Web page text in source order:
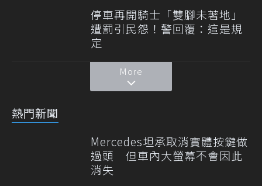
停車再開騎士「雙腳未著地」
遭罰引民怨！警回覆：這是規
定
More
熱門新聞
Mercedes坦承取消實體按鍵做
過頭 但車內大螢幕不會因此
消失